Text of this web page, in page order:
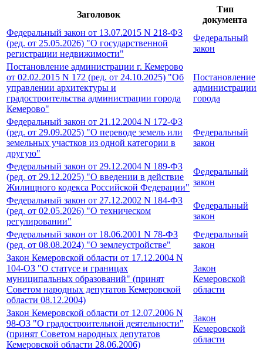
Заголовок
Тип
документа
Федеральный закон от 13.07.2015 N 218-ФЗ
(ред. от 25.05.2026) "О государственной
регистрации недвижимости"
Федеральный
закон
Постановление администрации г. Кемерово
от 02.02.2015 N 172 (ред. от 24.10.2025) "Об
управлении архитектуры и
градостроительства администрации города
Кемерово"
Постановление
администрации
города
Федеральный закон от 21.12.2004 N 172-ФЗ
(ред. от 29.09.2025) "О переводе земель или
земельных участков из одной категории в
другую"
Федеральный
закон
Федеральный закон от 29.12.2004 N 189-ФЗ
(ред. от 29.12.2025) "О введении в действие
Жилищного кодекса Российской Федерации"
Федеральный
закон
Федеральный закон от 27.12.2002 N 184-ФЗ
(ред. от 02.05.2026) "О техническом
регулировании"
Федеральный
закон
Федеральный закон от 18.06.2001 N 78-ФЗ
(ред. от 08.08.2024) "О землеустройстве"
Федеральный
закон
Закон Кемеровской области от 17.12.2004 N
104-ОЗ "О статусе и границах
муниципальных образований" (принят
Советом народных депутатов Кемеровской
области 08.12.2004)
Закон
Кемеровской
области
Закон Кемеровской области от 12.07.2006 N
98-ОЗ "О градостроительной деятельности"
(принят Советом народных депутатов
Кемеровской области 28.06.2006)
Закон
Кемеровской
области